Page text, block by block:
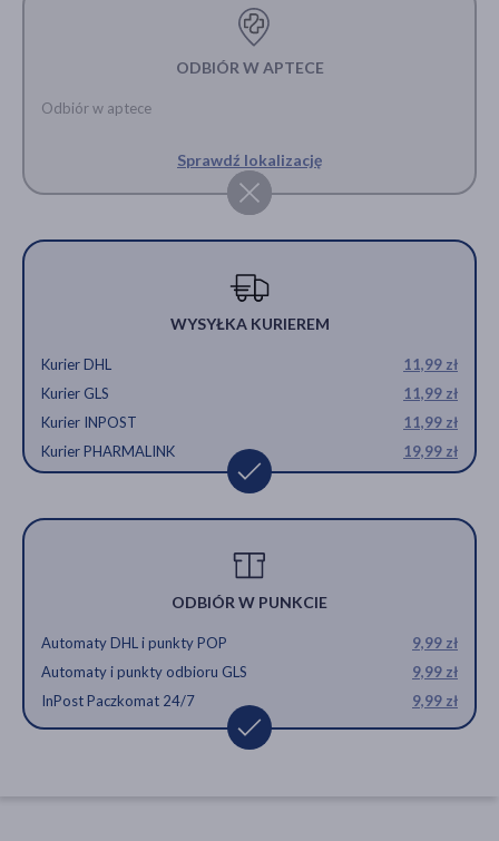
ODBIÓR W APTECE
Odbiór w aptece
Sprawdź lokalizację
WYSYŁKA KURIEREM
Kurier DHL
11,99 zł
Kurier GLS
11,99 zł
Kurier INPOST
11,99 zł
Kurier PHARMALINK
19,99 zł
ODBIÓR W PUNKCIE
Automaty DHL i punkty POP
9,99 zł
Automaty i punkty odbioru GLS
9,99 zł
InPost Paczkomat 24/7
9,99 zł